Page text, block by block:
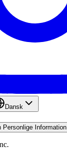
Dansk
Information